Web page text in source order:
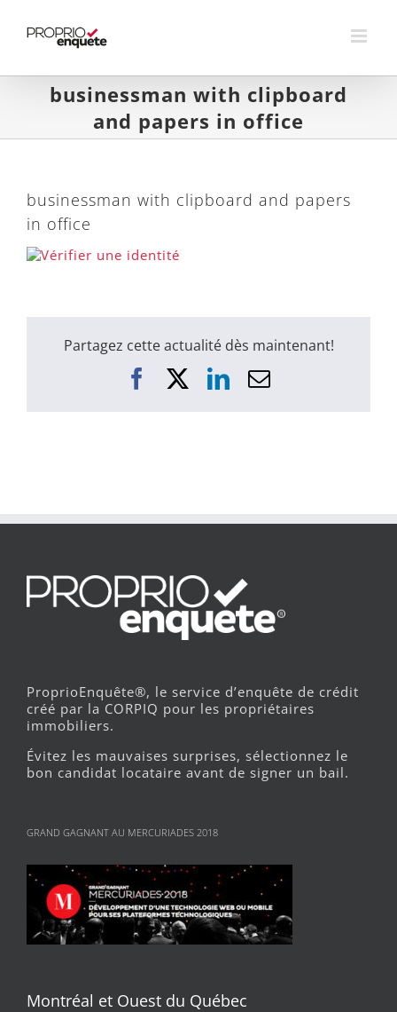
content
businessman with clipboard
and papers in office
businessman with clipboard and papers
in office
Partagez cette actualité dès maintenant!
Facebook LinkedIn
ProprioEnquête®, le service d’enquête de crédit
créé par la CORPIQ pour les propriétaires
immobiliers.
Évitez les mauvaises surprises, sélectionnez le
bon candidat locataire avant de signer un bail.
GRAND GAGNANT AU MERCURIADES 2018
Montréal et Ouest du Québec